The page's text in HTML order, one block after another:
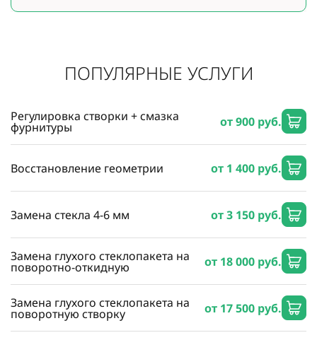
ПОПУЛЯРНЫЕ УСЛУГИ
Регулировка створки + смазка
фурнитуры от 900 руб.
Восстановление геометрии от 1 400 руб.
Замена стекла 4-6 мм от 3 150 руб.
Замена глухого стеклопакета на
поворотно-откидную от 18 000 руб.
Замена глухого стеклопакета на
поворотную створку от 17 500 руб.